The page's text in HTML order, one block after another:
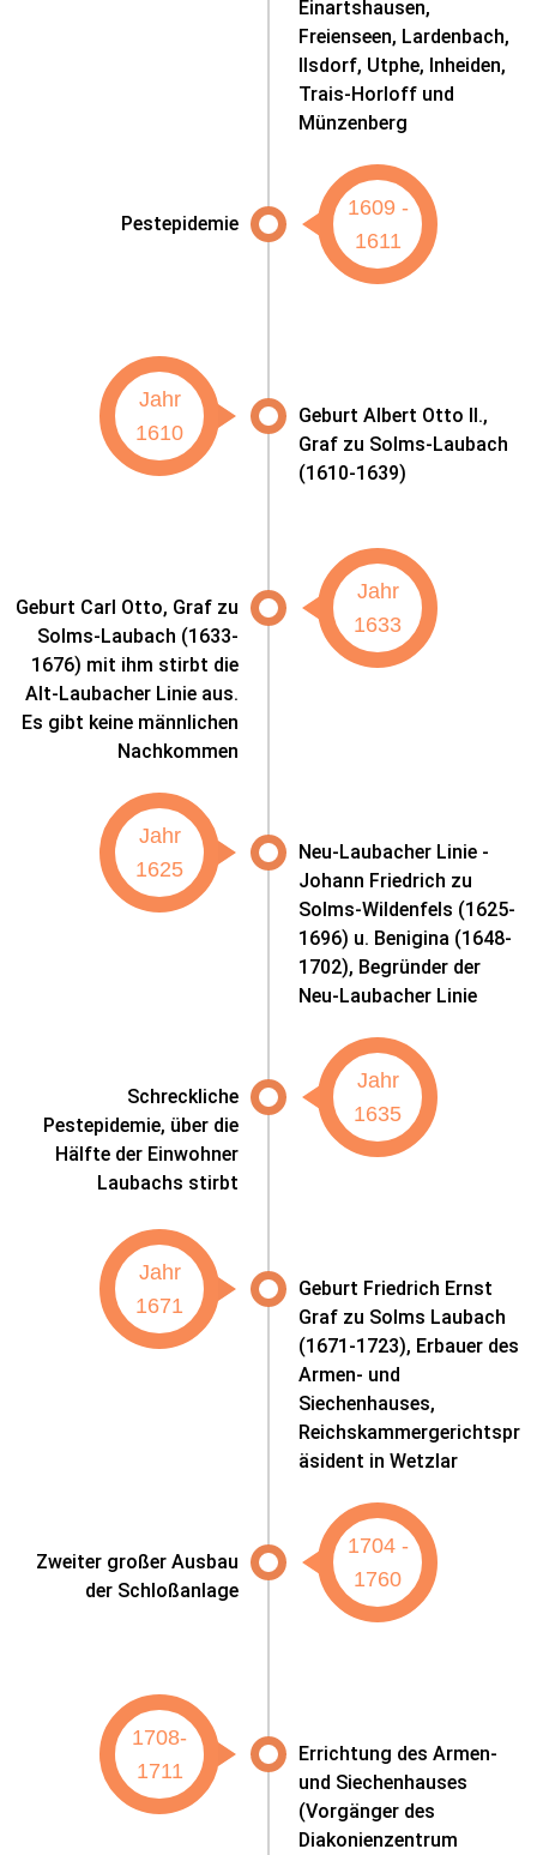
Einartshausen,
Freienseen, Lardenbach,
Ilsdorf, Utphe, Inheiden,
Trais-Horloff und
Münzenberg
1609 -
1611
Pestepidemie
Jahr
1610
Geburt Albert Otto II.,
Graf zu Solms-Laubach
(1610-1639)
Jahr
1633
Geburt Carl Otto, Graf zu
Solms-Laubach (1633-
1676) mit ihm stirbt die
Alt-Laubacher Linie aus.
Es gibt keine männlichen
Nachkommen
Jahr
1625
Neu-Laubacher Linie -
Johann Friedrich zu
Solms-Wildenfels (1625-
1696) u. Benigina (1648-
1702), Begründer der
Neu-Laubacher Linie
Jahr
1635
Schreckliche
Pestepidemie, über die
Hälfte der Einwohner
Laubachs stirbt
Jahr
1671
Geburt Friedrich Ernst
Graf zu Solms Laubach
(1671-1723), Erbauer des
Armen- und
Siechenhauses,
Reichskammergerichtspr
äsident in Wetzlar
1704 -
1760
Zweiter großer Ausbau
der Schloßanlage
1708-
1711
Errichtung des Armen-
und Siechenhauses
(Vorgänger des
Diakonienzentrum